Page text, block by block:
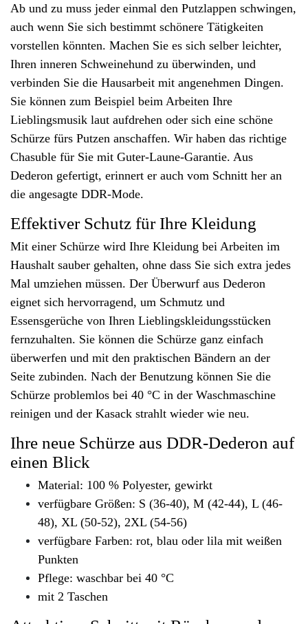
Ab und zu muss jeder einmal den Putzlappen schwingen,
auch wenn Sie sich bestimmt schönere Tätigkeiten
vorstellen könnten. Machen Sie es sich selber leichter,
Ihren inneren Schweinehund zu überwinden, und
verbinden Sie die Hausarbeit mit angenehmen Dingen.
Sie können zum Beispiel beim Arbeiten Ihre
Lieblingsmusik laut aufdrehen oder sich eine schöne
Schürze fürs Putzen anschaffen. Wir haben das richtige
Chasuble für Sie mit Guter-Laune-Garantie. Aus
Dederon gefertigt, erinnert er auch vom Schnitt her an
die angesagte DDR-Mode.
Effektiver Schutz für Ihre Kleidung
Mit einer Schürze wird Ihre Kleidung bei Arbeiten im
Haushalt sauber gehalten, ohne dass Sie sich extra jedes
Mal umziehen müssen. Der Überwurf aus Dederon
eignet sich hervorragend, um Schmutz und
Essensgerüche von Ihren Lieblingskleidungsstücken
fernzuhalten. Sie können die Schürze ganz einfach
überwerfen und mit den praktischen Bändern an der
Seite zubinden. Nach der Benutzung können Sie die
Schürze problemlos bei 40 °C in der Waschmaschine
reinigen und der Kasack strahlt wieder wie neu.
Ihre neue Schürze aus DDR-Dederon auf
einen Blick
Material: 100 % Polyester, gewirkt
verfügbare Größen: S (36-40), M (42-44), L (46-
48), XL (50-52), 2XL (54-56)
verfügbare Farben: rot, blau oder lila mit weißen
Punkten
Pflege: waschbar bei 40 °C
mit 2 Taschen